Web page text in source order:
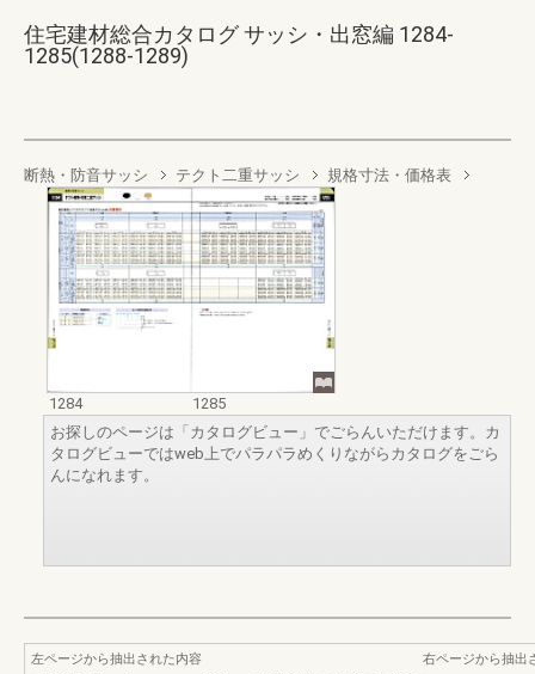
住宅建材総合カタログ サッシ・出窓編 1284-
1285(1288-1289)
断熱・防音サッシ テクト二重サッシ 規格寸法・価格表
1284
1285
お探しのページは「カタログビュー」でごらんいただけます。カ
タログビューではweb上でパラパラめくりながらカタログをごら
んになれます。
左ページから抽出された内容
右ページから抽出